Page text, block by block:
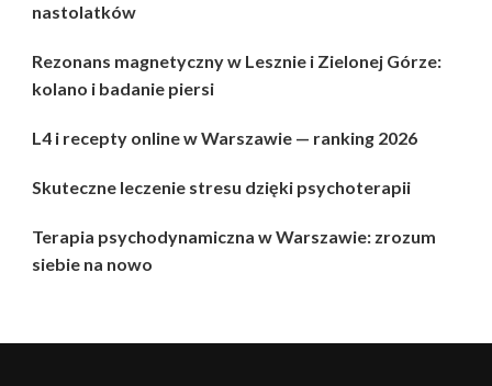
nastolatków
Rezonans magnetyczny w Lesznie i Zielonej Górze:
kolano i badanie piersi
L4 i recepty online w Warszawie — ranking 2026
Skuteczne leczenie stresu dzięki psychoterapii
Terapia psychodynamiczna w Warszawie: zrozum
siebie na nowo